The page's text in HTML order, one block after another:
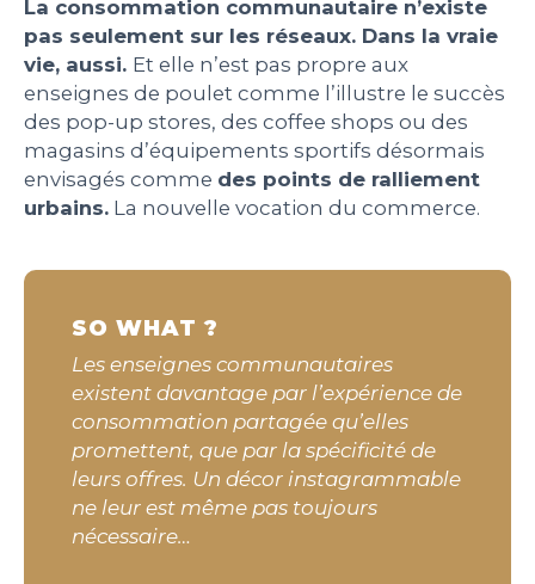
La consommation communautaire n’existe
pas seulement sur les réseaux. Dans la vraie
vie, aussi. Et elle n’est pas propre aux
enseignes de poulet comme l’illustre le succès
des pop-up stores, des coffee shops ou des
magasins d’équipements sportifs désormais
envisagés comme des points de ralliement
urbains. La nouvelle vocation du commerce.
SO WHAT ?
Les enseignes communautaires
existent davantage par l’expérience de
consommation partagée qu’elles
promettent, que par la spécificité de
leurs offres. Un décor instagrammable
ne leur est même pas toujours
nécessaire…